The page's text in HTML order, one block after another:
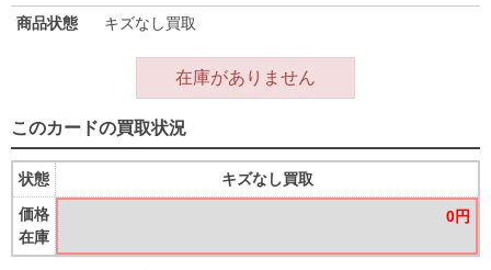
商品状態
キズなし買取
在庫がありません
このカードの買取状況
状態
価格
在庫
キズなし買取
0円